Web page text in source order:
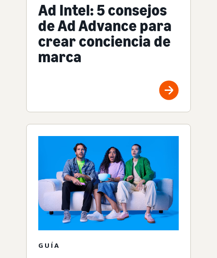
Ad Intel: 5 consejos
de Ad Advance para
crear conciencia de
marca
GUÍA